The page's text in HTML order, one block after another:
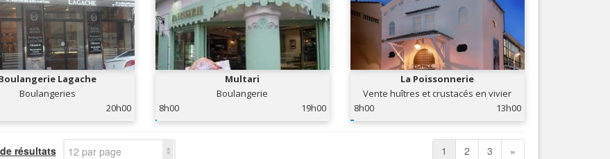
Lagache
Boulangeries
20h00
Multari
Boulangerie
8h00
19h00
La Poissonnerie
Vente huîtres et crustacés en vivier
8h00
13h00
résultats 12 par page 1 2 3 »